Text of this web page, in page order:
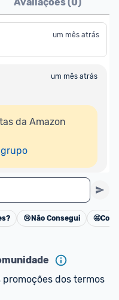
um mês atrás
um mês atrás
da Amazon
Cancelar
😢 Não Consegui 🤩
dos termos